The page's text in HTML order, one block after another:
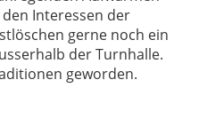
Interessen der
gerne noch ein
der Turnhalle.
geworden.